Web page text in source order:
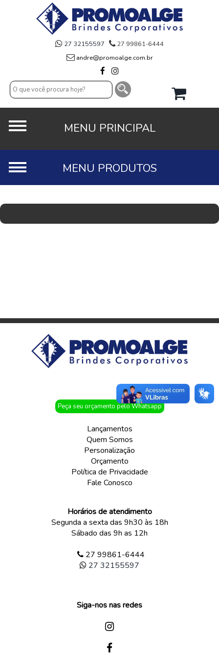
27 32155597
27 99861-6444
andre@promoalge.com.br
Peça seu orçamento pelo Whatsapp
Lançamentos
Quem Somos
Personalização
Orçamento
Política de Privacidade
Fale Conosco
Horários de atendimento
Segunda a sexta das 9h30 às 18h
Sábado das 9h as 12h
27 99861-6444
27 32155597
Siga-nos nas redes